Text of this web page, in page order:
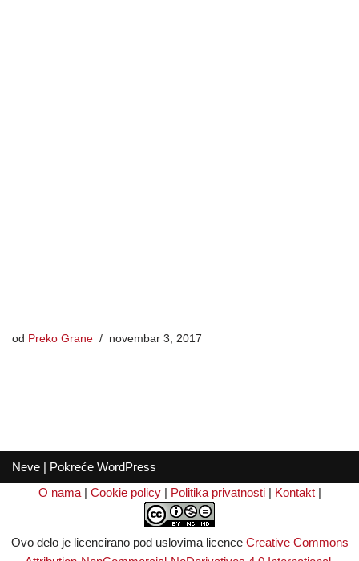
od Preko Grane novembar 3, 2017
Neve | Pokreće WordPress
O nama | Cookie policy | Politika privatnosti | Kontakt |
Ovo delo je licencirano pod uslovima licence Creative Commons